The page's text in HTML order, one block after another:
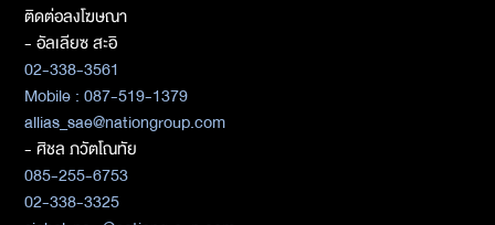
ติดต่อลงโฆษณา
- อัลเลียซ สะอิ
02-338-3561
Mobile : 087-519-1379
allias_sae@nationgroup.com
- ศิชล ภวัตโณทัย
085-255-6753
02-338-3325